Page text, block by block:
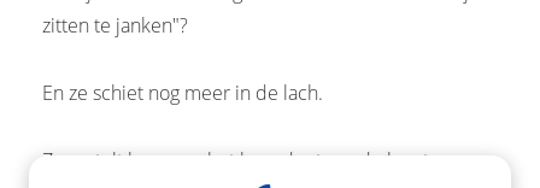
zitten te janken"?
En ze schiet nog meer in de lach.
Ze vertelt hoe zeer het haar doet om de kou tussen